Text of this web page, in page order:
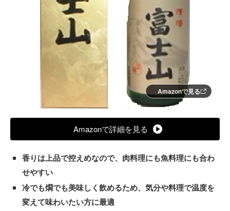
Amazonで見る
Amazonで詳細を見る
香りは上品で控えめなので、肉料理にも魚料理にも合わ
せやすい
冷でも燗でも美味しく飲めるため、気分や料理で温度を
変えて味わいたい方に最適